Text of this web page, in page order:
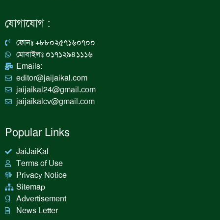
b
o
a
g
a
m
n
যোগাযোগ :
ফোনঃ +৮৮০২৫৭১৬০৭০০
মোবাইলঃ ০১৭১২৯৪১১১৬
Emails:
editor@jaijaikal.com
jaijaikal24@gmail.com
jaijaikalcv@gmail.com
Popular Links
JaiJaiKal
Terms of Use
Privacy Notice
Sitemap
Advertisement
News Letter